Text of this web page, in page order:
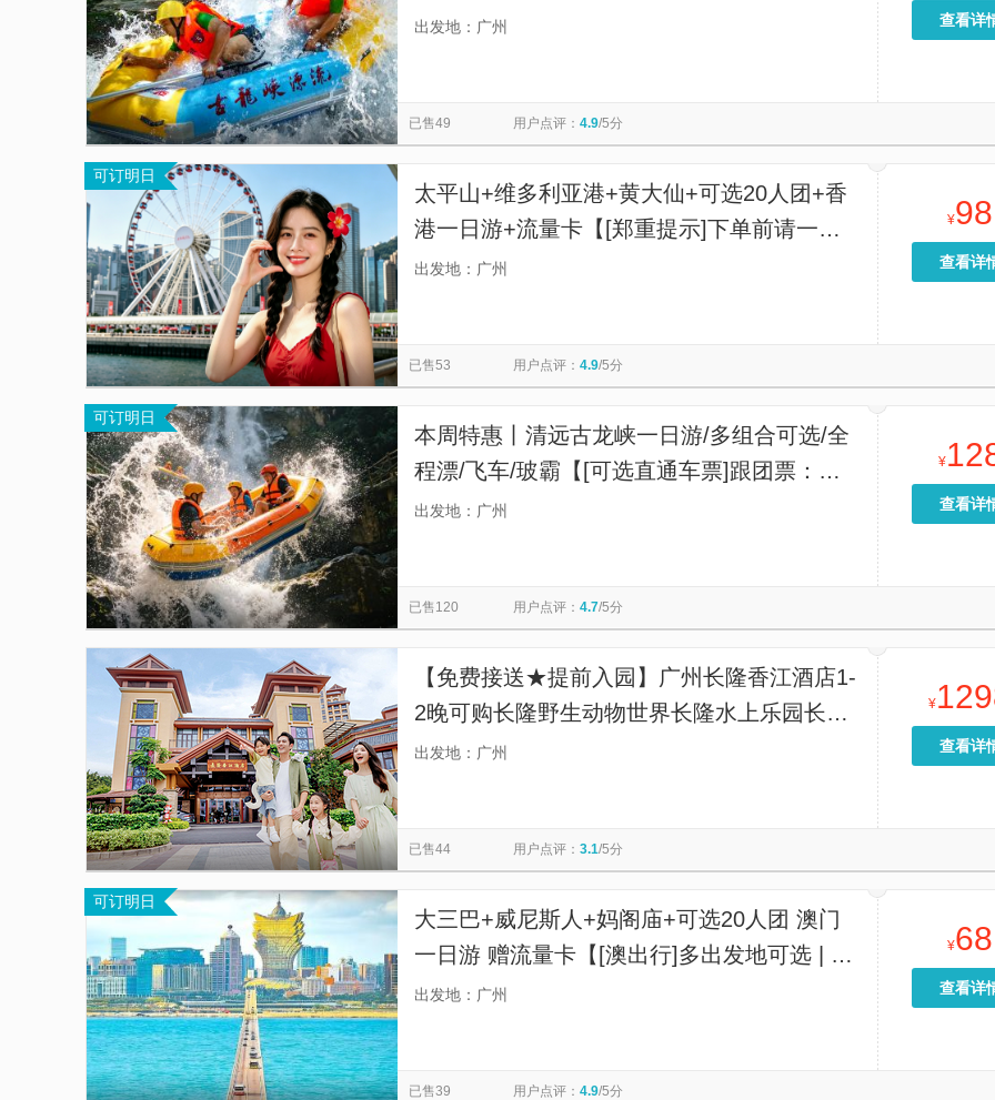
发，打卡古龙峡全程漂流，抵达清远每人赠送
出发地：广州 查看详
已售49 用户点评： 4.9/5分
可订明日
太平山+维多利亚港+黄大仙+可选20人团+香
港一日游+流量卡【[郑重提示]下单前请一定
看清详情页套餐表,或咨询客服,根据自己喜好
出发地：广州
¥98
查看详
已售53 用户点评： 4.9/5分
可订明日
本周特惠丨清远古龙峡一日游/多组合可选/全
程漂/飞车/玻霸【[可选直通车票]跟团票：广
州往返出发，统一出发；自行前往漂流单人票
出发地：广州
¥
查看详
已售120 用户点评： 4.7/5分
【免费接送★提前入园】广州长隆香江酒店1-
2晚可购长隆野生动物世界长隆水上乐园长隆
飞鸟乐园/广州长隆国际大马戏
出发地：广州
¥
查看详
已售44 用户点评： 3.1/5分
可订明日
大三巴+威尼斯人+妈阁庙+可选20人团 澳门
一日游 赠流量卡【[澳出行]多出发地可选 | 澳
门历史城区经典游+大三巴+威尼斯人+巴黎人
出发地：广州
¥68
查看详
已售39 用户点评： 4.9/5分